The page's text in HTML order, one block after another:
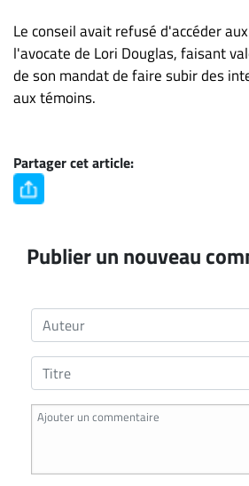
Le conseil avait refusé d'accéder
l'avocate de Lori Douglas, faisant
de son mandat de faire subir des
aux témoins.
Partager cet article:
Publier un nouveau